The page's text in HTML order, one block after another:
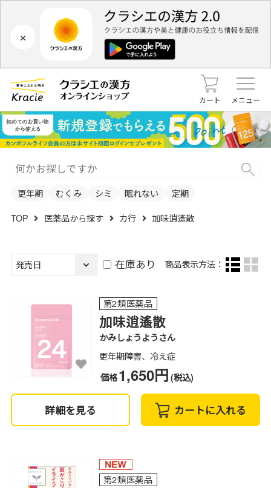
×
カート メニュー
更年期 むくみ シミ 眠れない 定期
TOP 医薬品から探す カ行 加味逍遙散
在庫あり 商品表示方法：
第2類医薬品
加味逍遙散
かみしょうようさん
更年期障害、冷え症
価格1,650円 (税込)
詳細を見る カートに入れる
第2類医薬品